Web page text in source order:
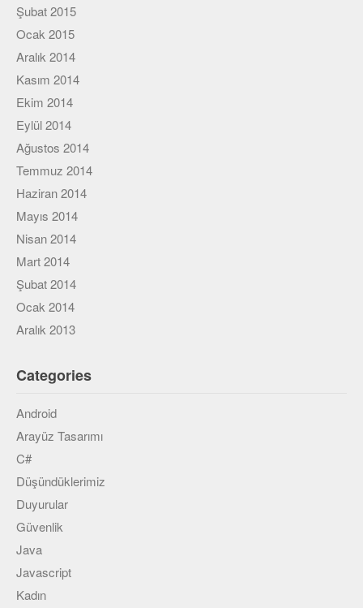
Şubat 2015
Ocak 2015
Aralık 2014
Kasım 2014
Ekim 2014
Eylül 2014
Ağustos 2014
Temmuz 2014
Haziran 2014
Mayıs 2014
Nisan 2014
Mart 2014
Şubat 2014
Ocak 2014
Aralık 2013
Categories
Android
Arayüz Tasarımı
C#
Düşündüklerimiz
Duyurular
Güvenlik
Java
Javascript
Kadın